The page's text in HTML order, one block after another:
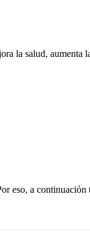
la salud, aumenta
eso, a